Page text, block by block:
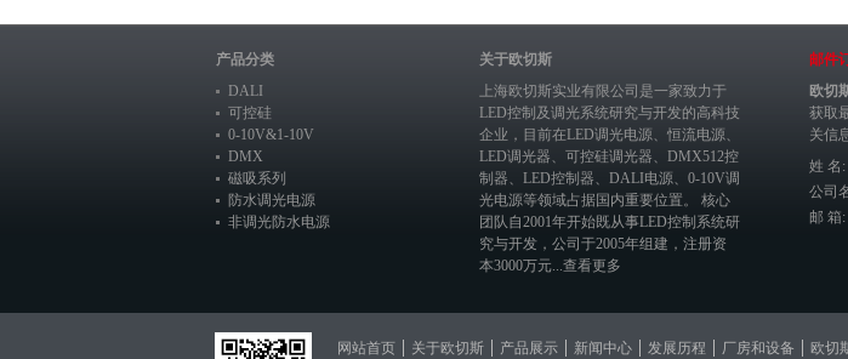
产品分类
DALI
可控硅
0-10V&1-10V
DMX
磁吸系列
防水调光电源
非调光防水电源
关于欧切斯
上海欧切斯实业有限公司是一家致力于
LED控制及调光系统研究与开发的高科技
企业，目前在LED调光电源、恒流电源、
LED调光器、 可控硅调光器、 DMX512控
制器、 LED控制器、 DALI电源、 0-10V调
光电源等领域占据国内重要位置。 核心
团队自2001年开始既从事LED控制系统研
究与开发，公司于2005年组建，注册资
本3000万元...查看更多
邮件
欧切
获取
关信
姓 名:
公司
邮 箱:
网站首页 关于欧切斯 产品展示 新闻中心 发展历程 厂房和设备 欧切